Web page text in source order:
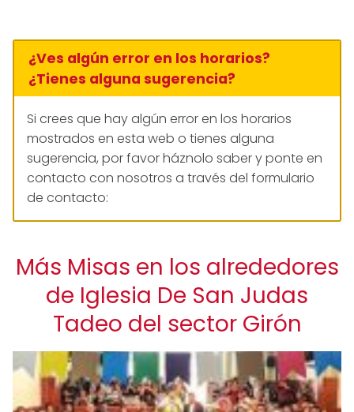
¿Ves algún error en los horarios?
¿Tienes alguna sugerencia?
Si crees que hay algún error en los horarios
mostrados en esta web o tienes alguna
sugerencia, por favor háznolo saber y ponte en
contacto con nosotros a través del formulario
de contacto:
Más Misas en los alrededores
de Iglesia De San Judas
Tadeo del sector Girón